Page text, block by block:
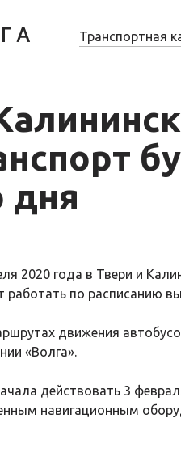
Транспортная
дня
2020 года в Твери и
работать по расписанию
движения
«Волга».
действовать 3
навигационным